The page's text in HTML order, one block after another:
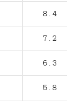
8.4
7.2
6.3
5.8